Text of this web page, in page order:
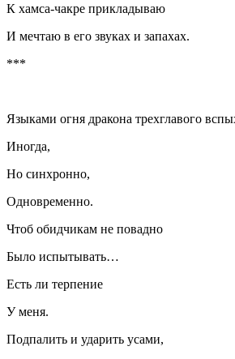
К хамса-чакре прикладываю
И мечтаю в его звуках и запахах.
***
Языками огня дракона трехглавого
Иногда,
Но синхронно,
Одновременно.
Чтоб обидчикам не повадно
Было испытывать…
Есть ли терпение
У меня.
Подпалить и ударить усами,